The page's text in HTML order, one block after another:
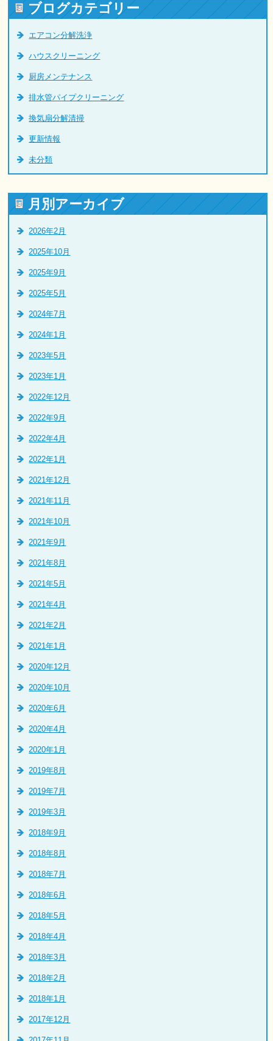
ブログカテゴリー
エアコン分解洗浄
ハウスクリーニング
厨房メンテナンス
排水管パイプクリーニング
換気扇分解清掃
更新情報
未分類
月別アーカイブ
2026年2月
2025年10月
2025年9月
2025年5月
2024年7月
2024年1月
2023年5月
2023年1月
2022年12月
2022年9月
2022年4月
2022年1月
2021年12月
2021年11月
2021年10月
2021年9月
2021年8月
2021年5月
2021年4月
2021年2月
2021年1月
2020年12月
2020年10月
2020年6月
2020年4月
2020年1月
2019年8月
2019年7月
2019年3月
2018年9月
2018年8月
2018年7月
2018年6月
2018年5月
2018年4月
2018年3月
2018年2月
2018年1月
2017年12月